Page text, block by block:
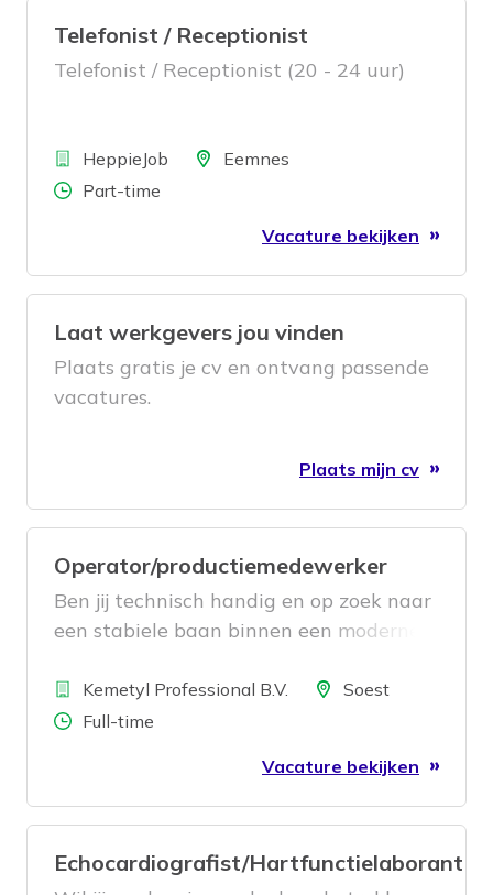
Telefonist / Receptionist
Telefonist / Receptionist (20 - 24 uur)
BedrijfHeppieJob LocatieEemnes
Aantal uren
Part-time
Vacature bekijken
Laat werkgevers jou vinden
Plaats gratis je cv en ontvang passende
vacatures.
Plaats mijn cv
Operator/productiemedewerker
Ben jij technisch handig en op zoek naar
een stabiele baan binnen een moderne
als Productiemedewerker in Soest iets
voor jou!
BedrijfKemetyl Professional B.V. LocatieSoest
Aantal uren
Full-time
Vacature bekijken
Echocardiografist/Hartfunctielaborant